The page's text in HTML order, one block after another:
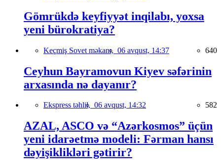
Gömrükdə keyfiyyət inqilabı, yoxsa
yeni bürokratiya?
Keçmiş Sovet məkanı, 06 avqust, 14:37 640
Ceyhun Bayramovun Kiyev səfərinin
arxasında nə dayanır?
Ekspress təhlil, 06 avqust, 14:32 582
AZAL, ASCO və “Azərkosmos” üçün
yeni idarəetmə modeli: Fərman hansı
dəyişiklikləri gətirir?